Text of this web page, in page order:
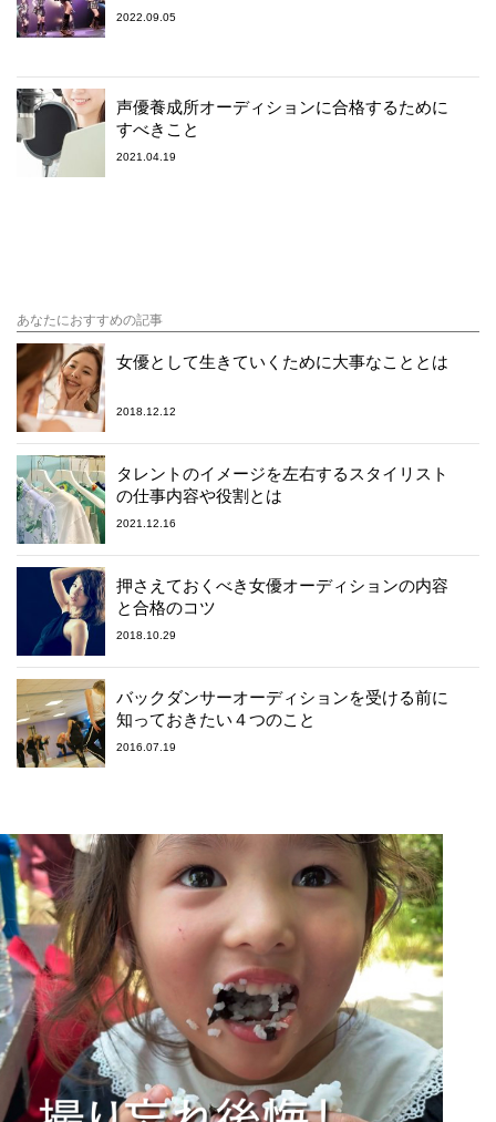
2022.09.05
声優養成所オーディションに合格するために
すべきこと
2021.04.19
あなたにおすすめの記事
女優として生きていくために大事なこととは
2018.12.12
タレントのイメージを左右するスタイリスト
の仕事内容や役割とは
2021.12.16
押さえておくべき女優オーディションの内容
と合格のコツ
2018.10.29
バックダンサーオーディションを受ける前に
知っておきたい４つのこと
2016.07.19